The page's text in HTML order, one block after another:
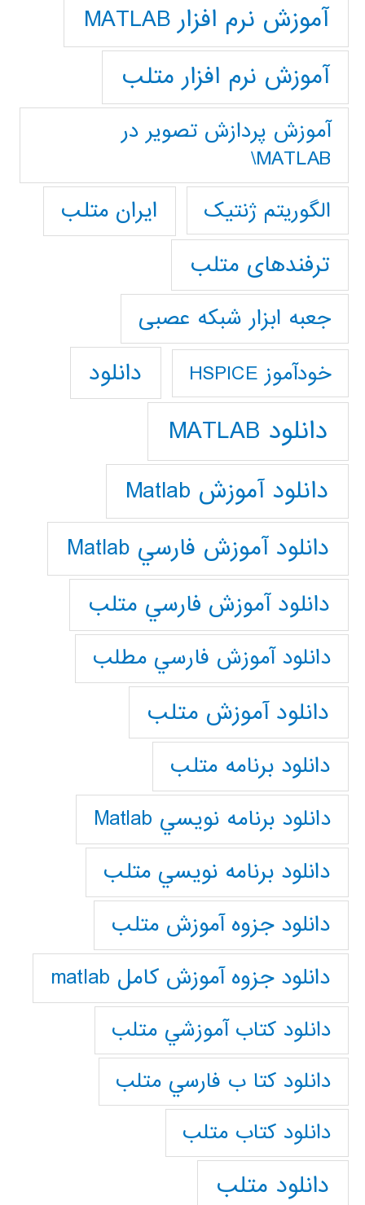
آموزش نرم افزار MATLAB
آموزش نرم افزار متلب
آموزش پردازش تصوير در
MATLAB\
الگوریتم ژنتیک
ایران متلب
ترفندهای متلب
جعبه ابزار شبکه عصبی
خودآموز HSPICE دانلود
دانلود MATLAB
دانلود آموزش Matlab
دانلود آموزش فارسي Matlab
دانلود آموزش فارسي متلب
دانلود آموزش فارسي مطلب
دانلود آموزش متلب
دانلود برنامه متلب
دانلود برنامه نويسي Matlab
دانلود برنامه نويسي متلب
دانلود جزوه آموزش متلب
دانلود جزوه آموزش کامل matlab
دانلود كتاب آموزشي متلب
دانلود كتا ب فارسي متلب
دانلود كتاب متلب
دانلود متلب